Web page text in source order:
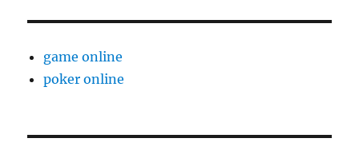
game online
poker online